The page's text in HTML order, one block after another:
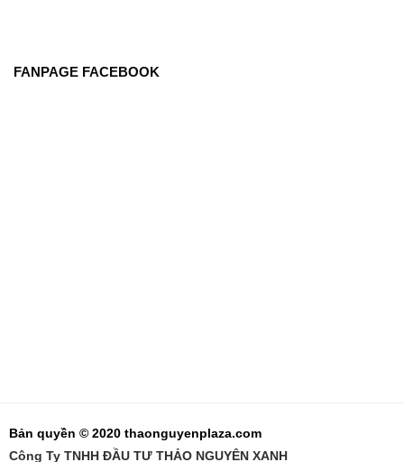
FANPAGE FACEBOOK
Bản quyền © 2020 thaonguyenplaza.com
Công Ty TNHH ĐẦU TƯ THẢO NGUYÊN XANH